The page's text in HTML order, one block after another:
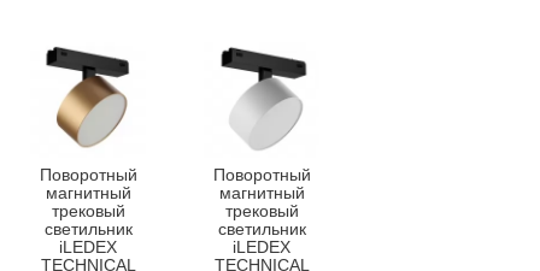
Поворотный
магнитный
трековый
светильник
iLEDEX
TECHNICAL
Поворотный
магнитный
трековый
светильник
iLEDEX
TECHNICAL